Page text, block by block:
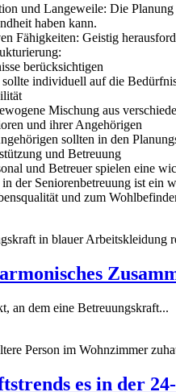
und Langeweile: Die
haben kann.
Fähigkeiten: Geistig
berücksichtigen
individuell auf die
Mischung aus
und ihrer Angehörigen
sollten in den
und Betreuung
und Betreuer spielen eine
der Seniorenbetreuung ist ein
und zum
an dem eine Betreuungskraft...
es in der